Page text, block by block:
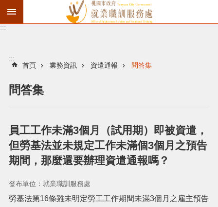
報
徵
才
失
業
給
進
:::
:::
首頁 業務資訊 資遣通報 問答集
問答集
員工工作未滿3個月（試用期）即被資遣，
但勞基法並未規定工作未滿個3個月之預告
期間，那麼還要辦理資遣通報嗎？
發布單位：就業職訓服務處
勞基法第16條雖未明定勞工工作期間未滿3個月之雇主預告